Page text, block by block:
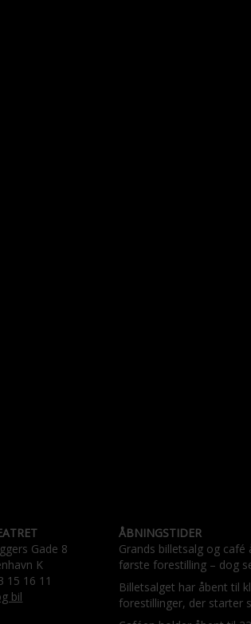
Gade 8
K
15 16 11
bil
ÅBNINGSTIDER
Grands billetsalg og
første forestilling – dog
Billetsalget har åbent til
forestillinger, der starter